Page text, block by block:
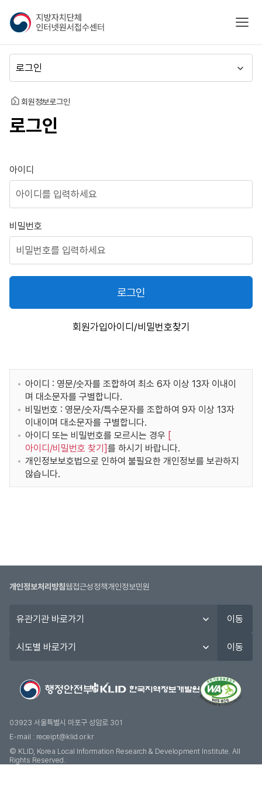
지
방
자
치
단
체
인
넷
접
수
센
모바
뉴
동
홈 회원정보로그인
로그인
로그인
아이디
비밀번호
로그인
회원가입아이디/비밀번호찾기
아이디 : 영문/숫자를 조합하여 최소 6자 이상 13자 이내이
며 대소문자를 구별합니다.
비밀번호 : 영문/숫자/특수문자를 조합하여 9자 이상 13자
이내이며 대소문자를 구별합니다.
아이디 또는 비밀번호를 모르시는 경우 [
아이디/비밀번호 찾기 ]를 하시기 바랍니다.
개인정보보호법으로 인하여 불필요한 개인정보를 보관하지
않습니다.
개인정보처리방침웹접근성정책개인정보민원
관
이동
도
기
이동
03923 서울특별시 마포구 성암로 301
E-mail : receipt@klid.or.kr
© KLID, Korea Local Information Research & Development Institute. AII
Rights Reserved.